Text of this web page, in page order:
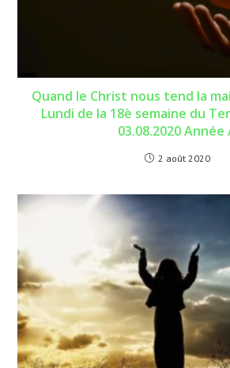
Quand le Christ nous tend la
Lundi de la 18è semaine du
03.08.2020 Année
2 août 2020